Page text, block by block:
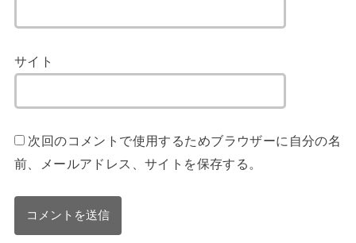
サイト
次回のコメントで使用するためブラウザーに自分の名
前、メールアドレス、サイトを保存する。